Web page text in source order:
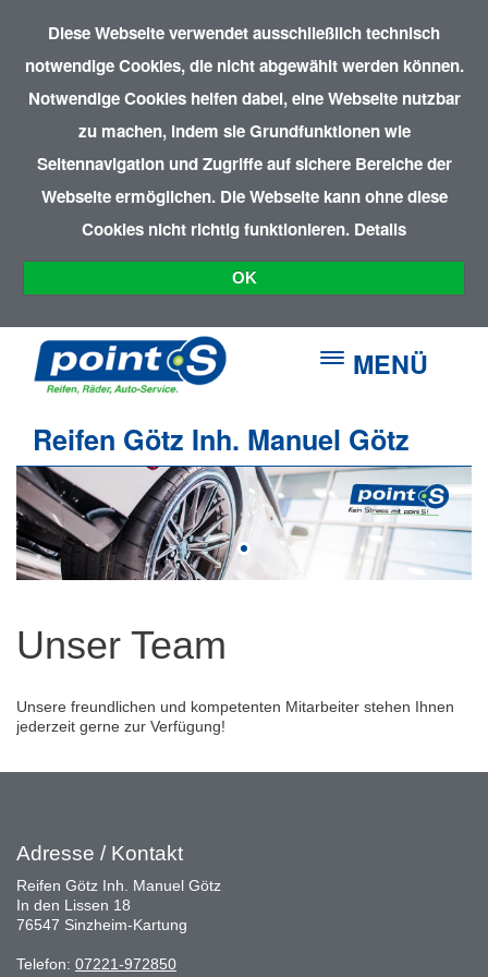
Diese Webseite verwendet ausschließlich technisch
notwendige Cookies, die nicht abgewählt werden können.
Notwendige Cookies helfen dabei, eine Webseite nutzbar
zu machen, indem sie Grundfunktionen wie
Seitennavigation und Zugriffe auf sichere Bereiche der
Webseite ermöglichen. Die Webseite kann ohne diese
Cookies nicht richtig funktionieren. Details
OK
MENÜ
Reifen Götz Inh. Manuel Götz
Unser Team
Unsere freundlichen und kompetenten Mitarbeiter stehen Ihnen
jederzeit gerne zur Verfügung!
Adresse / Kontakt
Reifen Götz Inh. Manuel Götz
In den Lissen 18
76547 Sinzheim-Kartung
Telefon: 07221-972850